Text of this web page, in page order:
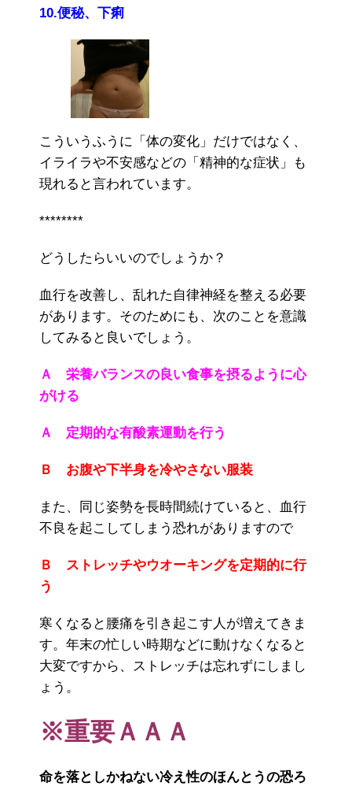
10.便秘、下痢
こういうふうに「体の変化」だけではなく、
イライラや不安感などの「精神的な症状」も
現れると言われています。
********
どうしたらいいのでしょうか？
血行を改善し、乱れた自律神経を整える必要
があります。そのためにも、次のことを意識
してみると良いでしょう。
Ａ 栄養バランスの良い食事を摂るように心
がける
Ａ 定期的な有酸素運動を行う
Ｂ お腹や下半身を冷やさない服装
また、同じ姿勢を長時間続けていると、血行
不良を起こしてしまう恐れがありますので
Ｂ ストレッチやウオーキングを定期的に行
う
寒くなると腰痛を引き起こす人が増えてきま
す。年末の忙しい時期などに動けなくなると
大変ですから、ストレッチは忘れずにしまし
ょう。
※重要ＡＡＡ
命を落としかねない冷え性のほんとうの恐ろ